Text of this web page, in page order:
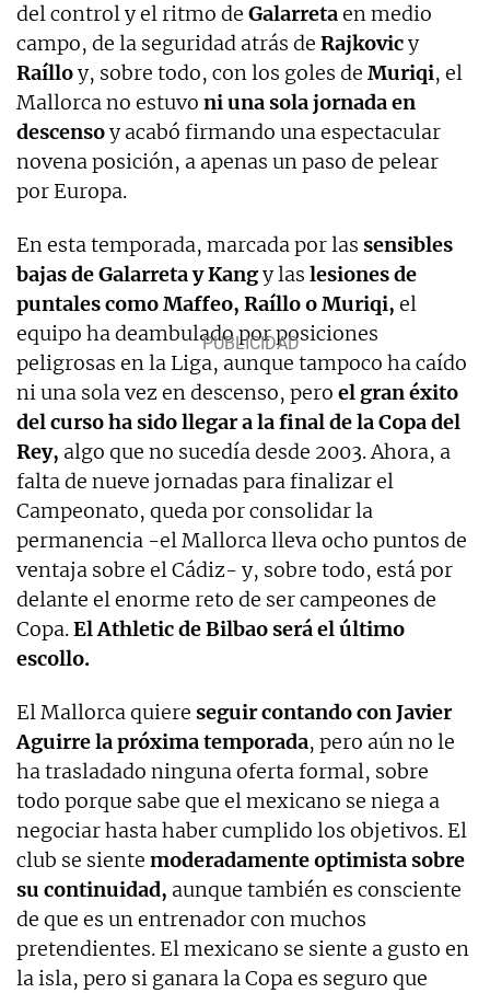
del control y el ritmo de Galarretaen medio
campo, de la seguridad atrás de Rajkovicy
Raílloy, sobre todo, con los goles de Muriqi, el
Mallorca no estuvo ni una sola jornada en
descensoy acabó firmando una espectacular
novena posición, a apenas un paso de pelear
por Europa.
En esta temporada, marcada por las sensibles
bajas de Galarreta y Kangy las lesiones de
puntales como Maffeo, Raíllo o Muriqi, el
equipo ha deambulado por posiciones
peligrosas en la Liga, aunque tampoco ha caído
ni una sola vez en descenso, pero el gran éxito
del curso ha sido llegar a la final de la Copa del
Rey, algo que no sucedía desde 2003. Ahora, a
falta de nueve jornadas para finalizar el
Campeonato, queda por consolidar la
permanencia -el Mallorca lleva ocho puntos de
ventaja sobre el Cádiz- y, sobre todo, está por
delante el enorme reto de ser campeones de
Copa.El Athletic de Bilbao será el último
escollo.
El Mallorca quiere seguir contando con Javier
Aguirre la próxima temporada, pero aún no le
ha trasladado ninguna oferta formal, sobre
todo porque sabe que el mexicano se niega a
negociar hasta haber cumplido los objetivos. El
club se siente moderadamente optimista sobre
su continuidad, aunque también es consciente
de que es un entrenador con muchos
pretendientes. El mexicano se siente a gusto en
la isla, pero si ganara la Copa es seguro que